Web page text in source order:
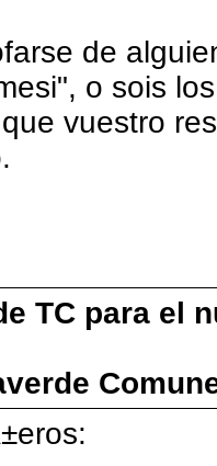
de
o sois
vuestro
TC para el